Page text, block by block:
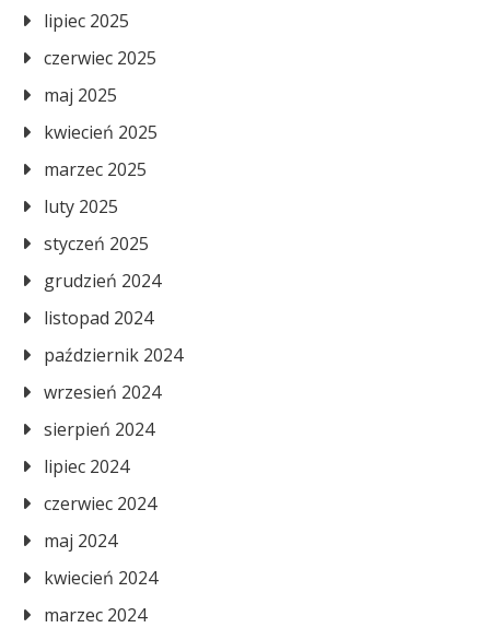
lipiec 2025
czerwiec 2025
maj 2025
kwiecień 2025
marzec 2025
luty 2025
styczeń 2025
grudzień 2024
listopad 2024
październik 2024
wrzesień 2024
sierpień 2024
lipiec 2024
czerwiec 2024
maj 2024
kwiecień 2024
marzec 2024